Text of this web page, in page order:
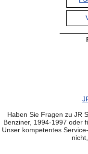
Haben Sie Fragen zu JR
Benziner, 1994-1997 oder
Unser kompetentes